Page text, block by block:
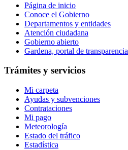
Página de inicio
Conoce el Gobierno
Departamentos y entidades
Atención ciudadana
Gobierno abierto
Gardena, portal de transparencia
Trámites y servicios
Mi carpeta
Ayudas y subvenciones
Contrataciones
Mi pago
Meteorología
Estado del tráfico
Estadística